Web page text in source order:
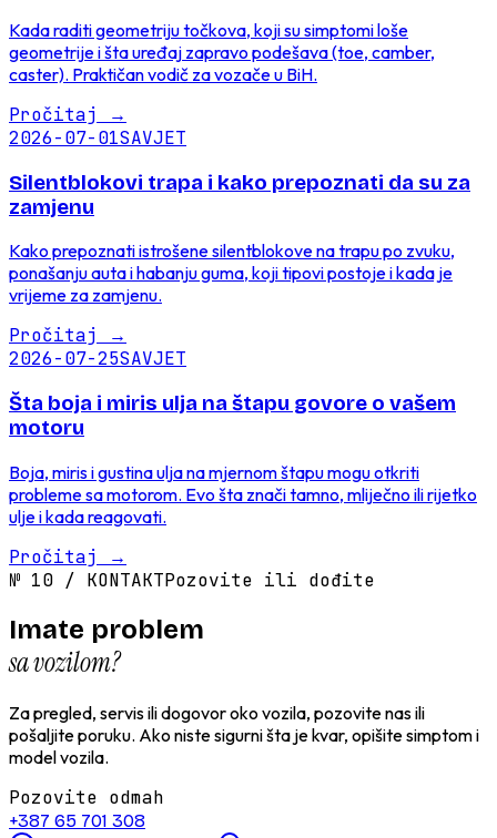
Kada raditi geometriju točkova, koji su simptomi loše
geometrije i šta uređaj zapravo podešava (toe, camber,
caster). Praktičan vodič za vozače u BiH.
Pročitaj →
2026-07-01SAVJET
Silentblokovi trapa i kako prepoznati da su za
zamjenu
Kako prepoznati istrošene silentblokove na trapu po zvuku,
ponašanju auta i habanju guma, koji tipovi postoje i kada je
vrijeme za zamjenu.
Pročitaj →
2026-07-25SAVJET
Šta boja i miris ulja na štapu govore o vašem
motoru
Boja, miris i gustina ulja na mjernom štapu mogu otkriti
probleme sa motorom. Evo šta znači tamno, mliječno ili rijetko
ulje i kada reagovati.
Pročitaj →
№ 10 / KONTAKTPozovite ili dođite
Imate problem
sa vozilom?
Za pregled, servis ili dogovor oko vozila, pozovite nas ili
pošaljite poruku. Ako niste sigurni šta je kvar, opišite simptom i
model vozila.
Pozovite odmah
+387 65 701 308